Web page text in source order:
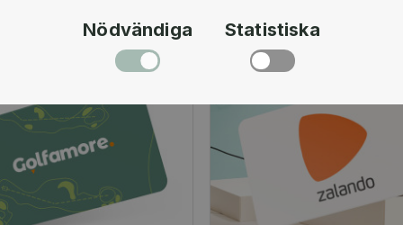
Nödvändiga Statistiska